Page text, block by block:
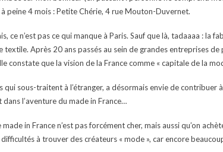
peine 4 mois : Petite Chérie, 4 rue Mouton-Duvernet.
ce n’est pas ce qui manque à Paris. Sauf que là, tadaaaa : la
Après 20 ans passés au sein de grandes entreprises
constate que la vision de la France comme « capitale de la
sous-traitent à l’étranger, a désormais envie de contribuer
l’aventure du made in France…
in France n’est pas forcément cher, mais aussi qu’on
à trouver des créateurs « mode », car encore